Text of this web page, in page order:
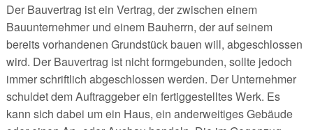
Der Bauvertrag ist ein Vertrag, der zwischen einem
Bauunternehmer und einem Bauherrn, der auf seinem
bereits vorhandenen Grundstück bauen will, abgeschlossen
wird. Der Bauvertrag ist nicht formgebunden, sollte jedoch
immer schriftlich abgeschlossen werden. Der Unternehmer
schuldet dem Auftraggeber ein fertiggestelltes Werk. Es
kann sich dabei um ein Haus, ein anderweitiges Gebäude